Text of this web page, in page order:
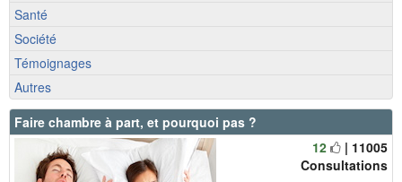
Santé
Société
Témoignages
Autres
Faire chambre à part, et pourquoi pas ?
12
| 11005
Consultations